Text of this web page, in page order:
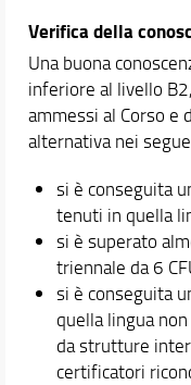
Verifica della
Una buona
inferiore al livello
ammessi al Corso e
alternativa nei
si è conseguita
tenuti in quella
si è superato
triennale da 6
si è conseguita
quella lingua
da strutture
certificatori